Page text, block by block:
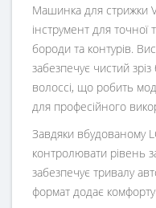
Машинка для стрижки
інструмент для точної
бороди та контурів.
забезпечує чистий
волоссі, що робить
для професійного
Завдяки вбудованому
контролювати рівень
забезпечує тривалу
формат додає